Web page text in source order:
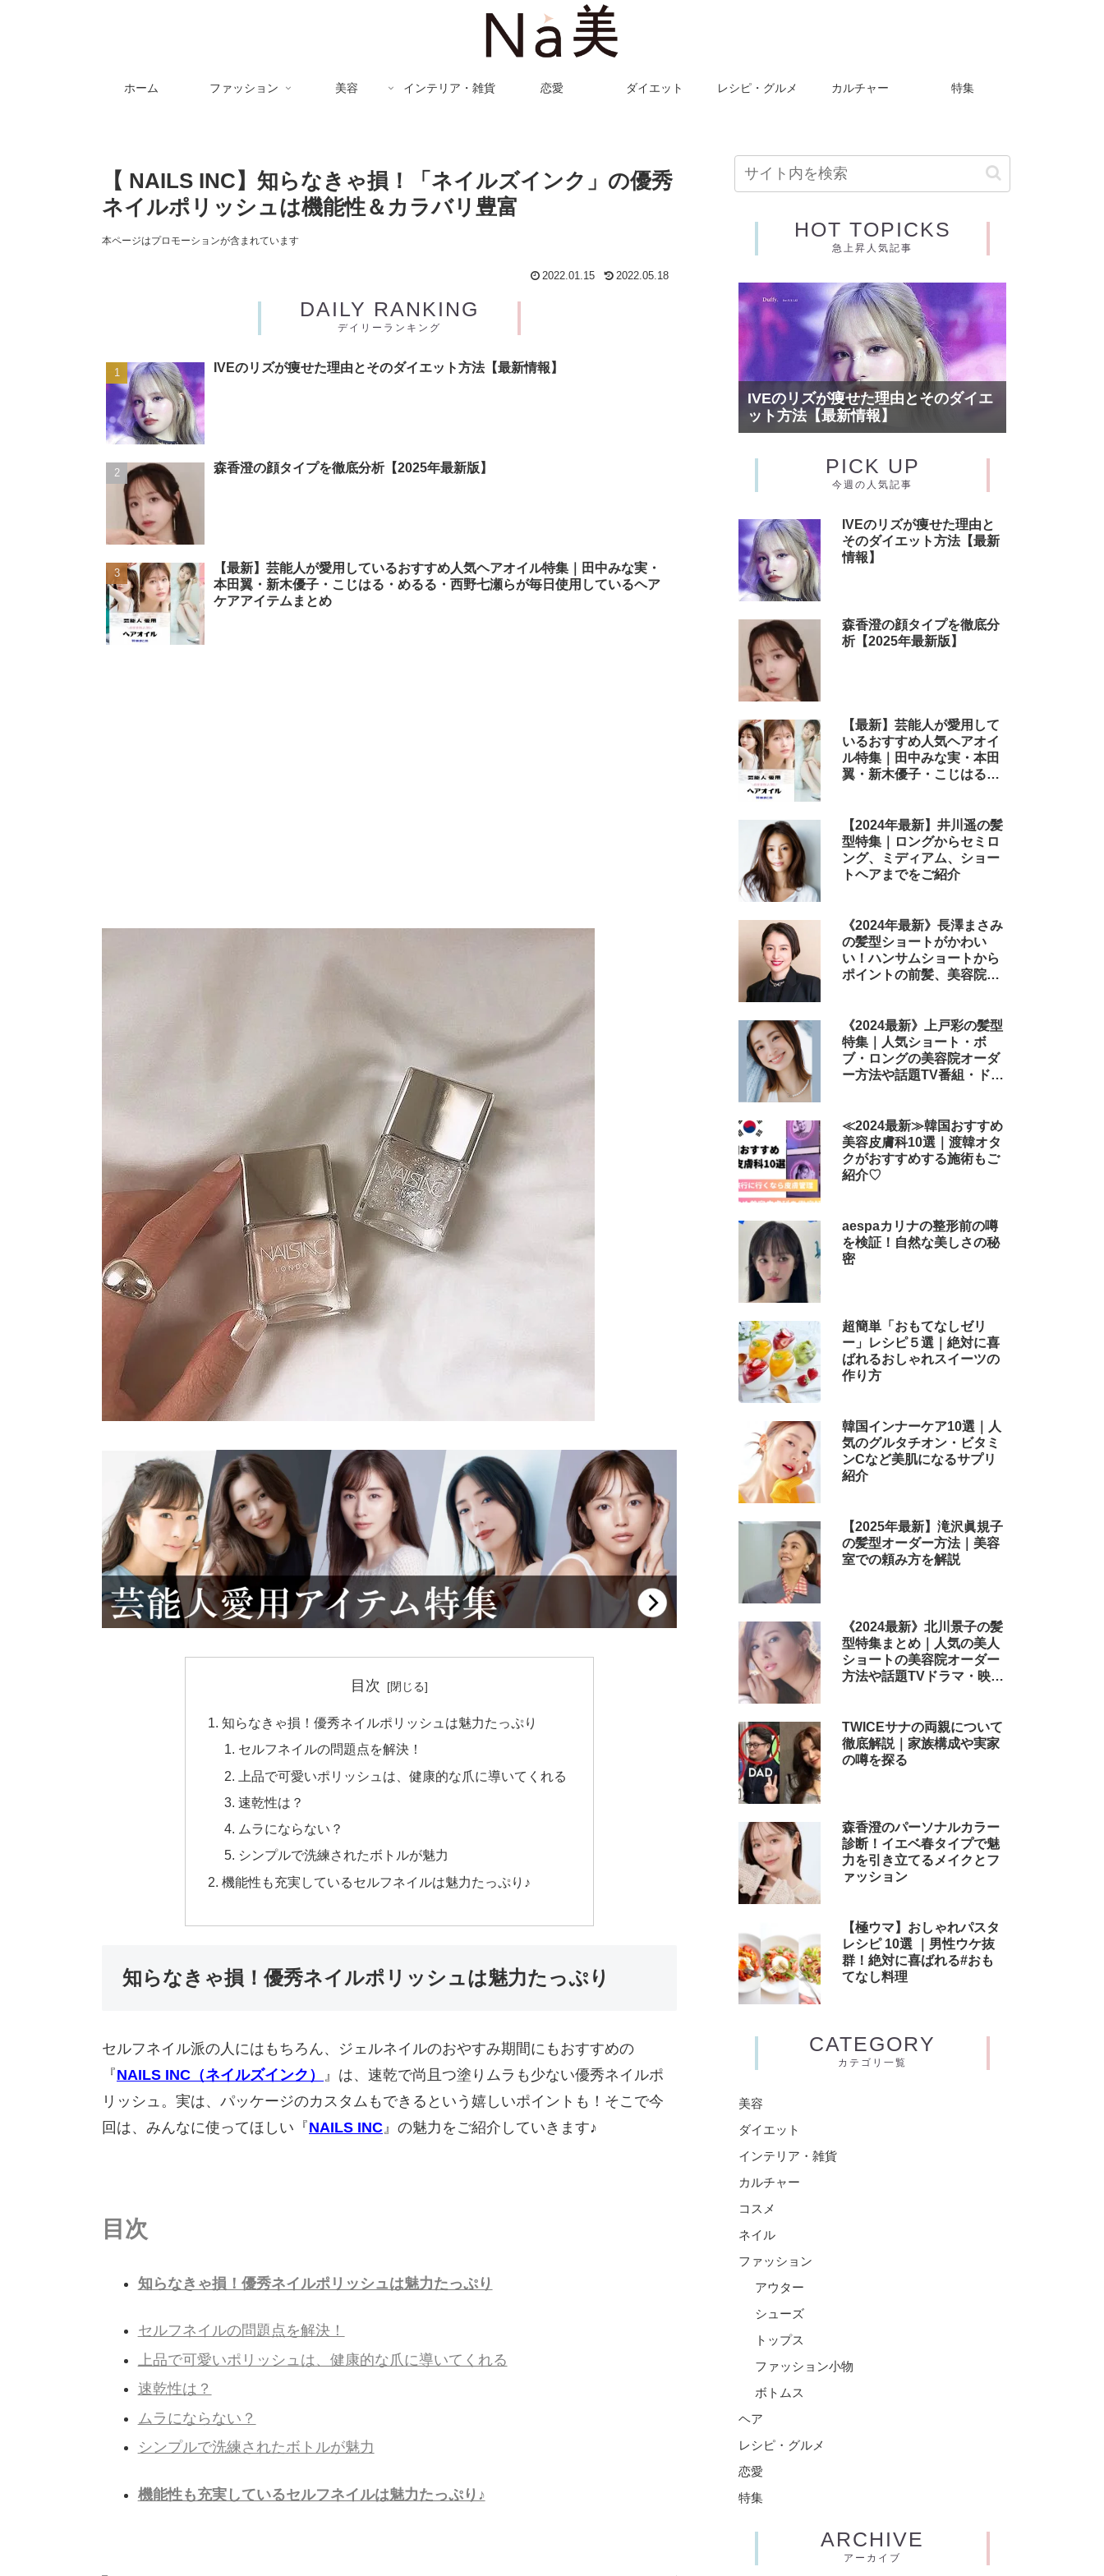
ホーム ファッション 美容 インテリア・雑貨 恋愛 ダイエット レシピ・グルメ カルチャー 特集
【 NAILS INC】知らなきゃ損！「ネイルズインク」の優秀
ネイルポリッシュは機能性＆カラバリ豊富
本ページはプロモーションが含まれています
2022.01.15 2022.05.18
DAILY RANKING
デイリーランキング
IVEのリズが痩せた理由とそのダイエット方法【最新情報】
森香澄の顔タイプを徹底分析【2025年最新版】
【最新】芸能人が愛用しているおすすめ人気ヘアオイル特集｜田中みな実・
本田翼・新木優子・こじはる・めるる・西野七瀬らが毎日使用しているヘア
ケアアイテムまとめ
目次
知らなきゃ損！優秀ネイルポリッシュは魅力たっぷり
セルフネイルの問題点を解決！
上品で可愛いポリッシュは、健康的な爪に導いてくれる
速乾性は？
ムラにならない？
シンプルで洗練されたボトルが魅力
機能性も充実しているセルフネイルは魅力たっぷり♪
知らなきゃ損！優秀ネイルポリッシュは魅力たっぷり
セルフネイル派の人にはもちろん、ジェルネイルのおやすみ期間にもおすすめの
『NAILS INC（ネイルズインク） 』は、速乾で尚且つ塗りムラも少ない優秀ネイルポ
リッシュ。実は、パッケージのカスタムもできるという嬉しいポイントも！そこで今
回は、みんなに使ってほしい『NAILS INC』の魅力をご紹介していきます♪
目次
知らなきゃ損！優秀ネイルポリッシュは魅力たっぷり
セルフネイルの問題点を解決！
上品で可愛いポリッシュは、健康的な爪に導いてくれる
速乾性は？
ムラにならない？
シンプルで洗練されたボトルが魅力
機能性も充実しているセルフネイルは魅力たっぷり♪
HOT TOPICKS
急上昇人気記事
IVEのリズが痩せた理由とそのダイエ
ット方法【最新情報】
PICK UP
今週の人気記事
IVEのリズが痩せた理由と
そのダイエット方法【最新
情報】
森香澄の顔タイプを徹底分
析【2025年最新版】
【最新】芸能人が愛用して
いるおすすめ人気ヘアオイ
ル特集｜田中みな実・本田
翼・新木優子・こじはる・
テムまとめ
【2024年最新】井川遥の髪
型特集｜ロングからセミロ
ング、ミディアム、ショー
トヘアまでをご紹介
《2024年最新》長澤まさみ
の髪型ショートがかわい
い！ハンサムショートから
ポイントの前髪、美容院で
《2024最新》上戸彩の髪型
特集｜人気ショート・ボ
ブ・ロングの美容院オーダ
ー方法や話題TV番組・ドラ
≪2024最新≫韓国おすすめ
美容皮膚科10選｜渡韓オタ
クがおすすめする施術もご
紹介♡
aespaカリナの整形前の噂
を検証！自然な美しさの秘
密
超簡単「おもてなしゼリ
ー」レシピ５選｜絶対に喜
ばれるおしゃれスイーツの
作り方
韓国インナーケア10選｜人
気のグルタチオン・ビタミ
ンCなど美肌になるサプリ
紹介
【2025年最新】滝沢眞規子
の髪型オーダー方法｜美容
室での頼み方を解説
《2024最新》北川景子の髪
型特集まとめ｜人気の美人
ショートの美容院オーダー
方法や話題TVドラマ・映画
TWICEサナの両親について
徹底解説｜家族構成や実家
の噂を探る
森香澄のパーソナルカラー
診断！イエベ春タイプで魅
力を引き立てるメイクとフ
ァッション
【極ウマ】おしゃれパスタ
レシピ 10選 ｜男性ウケ抜
群！絶対に喜ばれる#おも
てなし料理
CATEGORY
カテゴリ一覧
美容
ダイエット
インテリア・雑貨
カルチャー
コスメ
ネイル
ファッション
アウター
シューズ
トップス
ファッション小物
ボトムス
ヘア
レシピ・グルメ
恋愛
特集
ARCHIVE
アーカイブ